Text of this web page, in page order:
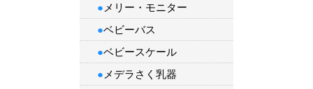
● メリー・モニター
●ベビーバス
●ベビースケール
● メデラさく乳器